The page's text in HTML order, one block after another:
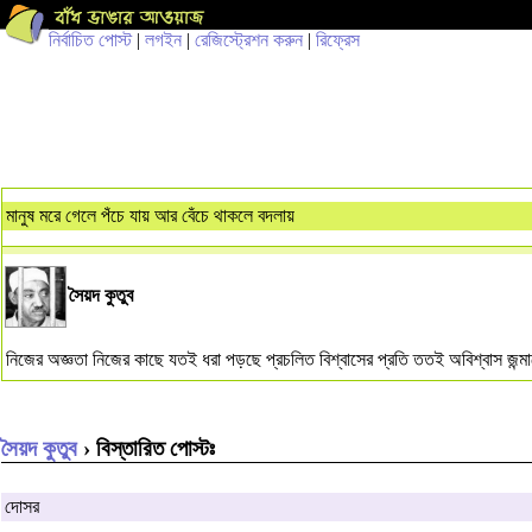
নির্বাচিত পোস্ট| লগইন | রেজিস্ট্রেশন করুন | রিফ্রেস
মানুষ মরে গেলে পঁচে যায় আর বেঁচে থাকলে বদলায়
সৈয়দ কুতুব
নিজের অজ্ঞতা নিজের কাছে যতই ধরা পড়ছে প্রচলিত বিশ্বাসের প্রতি ততই অবিশ্বাস
সৈয়দ কুতুব› বিস্তারিত পোস্টঃ
দোসর